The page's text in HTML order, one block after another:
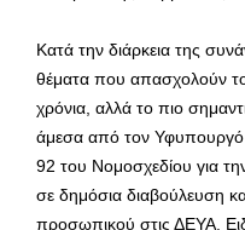
Κατά την διάρκεια της
θέματα που απασχολούν
χρόνια, αλλά το πιο
άμεσα από τον
92 του Νομοσχεδίου για
σε δημόσια διαβούλευση
προσωπικού στις ΔΕΥΑ.